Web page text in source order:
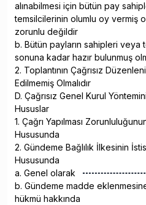
alınabilmesi için bütün pay
temsilcilerinin olumlu oy vermiş
zorunlu değildir
b. Bütün payların sahipleri veya
sonuna kadar hazır bulunmuş
2. Toplantının Çağrısız
Edilmemiş Olmalıdır
D. Çağrısız Genel Kurul
Hususlar
1. Çağrı Yapılması
Hususunda
2. Gündeme Bağlılık İlkesinin
Hususunda
a. Genel olarak
b. Gündeme madde
hükmü hakkında